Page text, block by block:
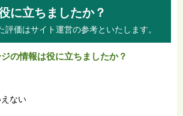
に立ちましたか？
評価はサイト運営の参考といたします。
の情報は役に立ちましたか？
ない